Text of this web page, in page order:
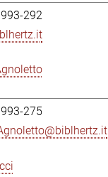
292
275